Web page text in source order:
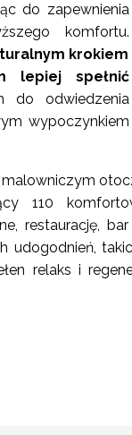
do zapewnienia
komfortu.
krokiem
lepiej spełnić
do odwiedzenia
wypoczynkiem
110
restaurację,
udogodnień,
relaks i